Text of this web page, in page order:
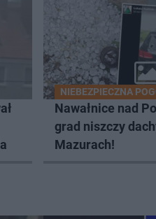
NIEBEZPIECZNA
Nawałnice nad
grad niszczy
Mazurach!